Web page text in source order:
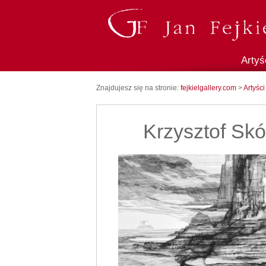
Znajdujesz się na stronie: fejkielgallery.com >Artyści
Krzysztof